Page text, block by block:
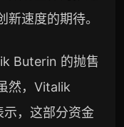
速度的期待。
Buterin 的抛售
然，Vitalik
，这部分资金